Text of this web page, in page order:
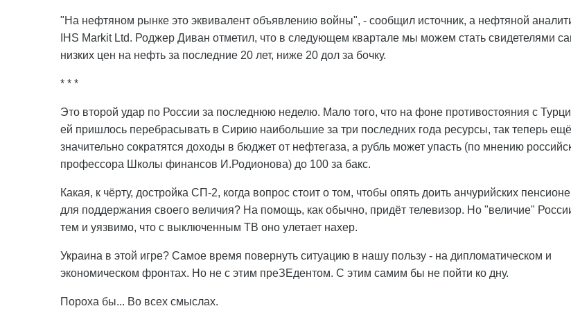
"На нефтяном рынке это эквивалент объявлению войны", - сообщил источник, а нефтяной
IHS Markit Ltd. Роджер Диван отметил, что в следующем квартале мы можем стать свидетелями
низких цен на нефть за последние 20 лет, ниже 20 дол за бочку.
* * *
Это второй удар по России за последнюю неделю. Мало того, что на фоне противостояния с
ей пришлось перебрасывать в Сирию наибольшие за три последних года ресурсы, так теперь ещё
значительно сократятся доходы в бюджет от нефтегаза, а рубль может упасть (по мнению
профессора Школы финансов И.Родионова) до 100 за бакс.
Какая, к чёрту, достройка СП-2, когда вопрос стоит о том, чтобы опять доить анчурийских
для поддержания своего величия? На помощь, как обычно, придёт телевизор. Но "величие"
тем и уязвимо, что с выключенным ТВ оно улетает нахер.
Украина в этой игре? Самое время повернуть ситуацию в нашу пользу - на дипломатическом и
экономическом фронтах. Но не с этим преЗЕдентом. С этим самим бы не пойти ко дну.
Пороха бы... Во всех смыслах.